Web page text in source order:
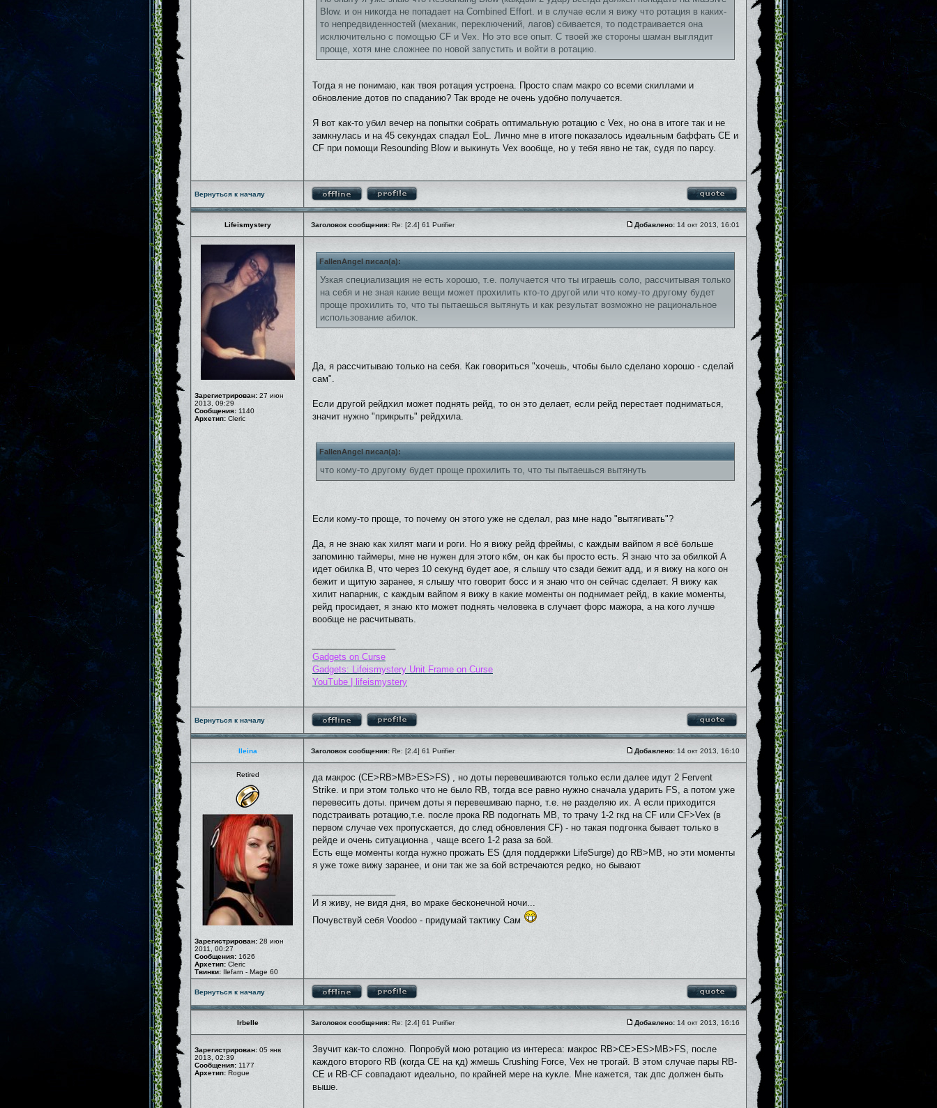
Blow. и он никогда не попадает на Combined Effort. и в случае если я вижу что ротация в каких-
то непредвиденностей (механик, переключений, лагов) сбивается, то подстраивается она
исключительно с помощью CF и Vex. Но это все опыт. С твоей же стороны шаман выглядит
проще, хотя мне сложнее по новой запустить и войти в ротацию.
Тогда я не понимаю, как твоя ротация устроена. Просто спам макро со всеми скиллами и
обновление дотов по спаданию? Так вроде не очень удобно получается.
Я вот как-то убил вечер на попытки собрать оптимальную ротацию с Vex, но она в итоге так и не
замкнулась и на 45 секундах спадал EoL. Лично мне в итоге показалось идеальным баффать CE и
CF при помощи Resounding Blow и выкинуть Vex вообще, но у тебя явно не так, судя по парсу.
Вернуться к началу
Lifeismystery Заголовок сообщения: Re: [2.4] 61 Purifier Добавлено: 14 окт 2013, 16:01
Зарегистрирован: 27 июн
2013, 09:29
Сообщения: 1140
Архетип: Cleric
FallenAngel писал(а):
Узкая специализация не есть хорошо, т.е. получается что ты играешь соло, рассчитывая только
на себя и не зная какие вещи может прохилить кто-то другой или что кому-то другому будет
проще прохилить то, что ты пытаешься вытянуть и как результат возможно не рациональное
использование абилок.
Да, я рассчитываю только на себя. Как говориться "хочешь, чтобы было сделано хорошо - сделай
сам".
Если другой рейдхил может поднять рейд, то он это делает, если рейд перестает подниматься,
значит нужно "прикрыть" рейдхила.
FallenAngel писал(а):
что кому-то другому будет проще прохилить то, что ты пытаешься вытянуть
Если кому-то проще, то почему он этого уже не сделал, раз мне надо "вытягивать"?
Да, я не знаю как хилят маги и роги. Но я вижу рейд фреймы, с каждым вайпом я всё больше
запоминю таймеры, мне не нужен для этого кбм, он как бы просто есть. Я знаю что за обилкой А
идет обилка В, что через 10 секунд будет аое, я слышу что сзади бежит адд, и я вижу на кого он
бежит и щитую заранее, я слышу что говорит босс и я знаю что он сейчас сделает. Я вижу как
хилит напарник, с каждым вайпом я вижу в какие моменты он поднимает рейд, в какие моменты,
рейд просидает, я знаю кто может поднять человека в случает форс мажора, а на кого лучше
вообще не расчитывать.
Gadgets on Curse
Gadgets: Lifeismystery Unit Frame on Curse
YouTube | lifeismystery
Вернуться к началу
Ileina Заголовок сообщения: Re: [2.4] 61 Purifier Добавлено: 14 окт 2013, 16:10
Retired
Зарегистрирован: 28 июн
2011, 00:27
Сообщения: 1626
Архетип: Cleric
Твинки: Ilefarn - Mage 60
да макрос (CE>RB>MB>ES>FS) , но доты перевешиваются только если далее идут 2 Fervent
Strike. и при этом только что не было RB, тогда все равно нужно сначала ударить FS, а потом уже
перевесить доты. причем доты я перевешиваю парно, т.е. не разделяю их. А если приходится
подстраивать ротацию,т.е. после прока RB подогнать MB, то трачу 1-2 гкд на СF или CF>Vex (в
первом случае vex пропускается, до след обновления CF) - но такая подгонка бывает только в
рейде и очень ситуационна , чаще всего 1-2 раза за бой.
Есть еще моменты когда нужно прожать ES (для поддержки LifeSurge) до RB>MB, но эти моменты
я уже тоже вижу заранее, и они так же за бой встречаются редко, но бывают
И я живу, не видя дня, во мраке бесконечной ночи...
Почувствуй себя Voodoo - придумай тактику Сам
Вернуться к началу
Irbelle Заголовок сообщения: Re: [2.4] 61 Purifier Добавлено: 14 окт 2013, 16:16
Зарегистрирован: 05 янв
2013, 02:39
Сообщения: 1177
Архетип: Rogue
Звучит как-то сложно. Попробуй мою ротацию из интереса: макрос RB>CE>ES>MB>FS, после
каждого второго RB (когда CE на кд) жмешь Crushing Force, Vex не трогай. В этом случае пары RB-
CE и RB-CF совпадают идеально, по крайней мере на кукле. Мне кажется, так дпс должен быть
выше.